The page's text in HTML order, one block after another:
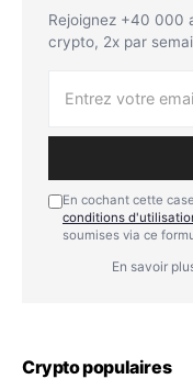
Rejoignez +40 000
crypto, 2x par
En cochant cette
conditions
soumises via ce
En savoir
Crypto populaires